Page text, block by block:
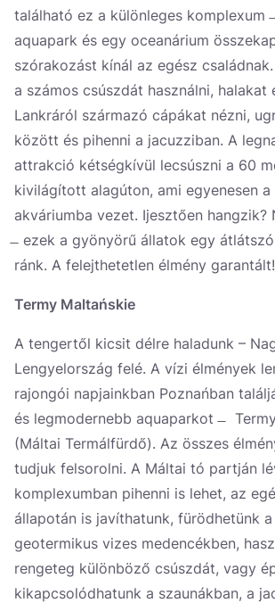
található ez a különleges
aquapark és egy oceanárium
szórakozást kínál az egész
a számos csúszdát használni, halakat
Lankráról származó cápákat nézni,
között és pihenni a jacuzziban. A
attrakció kétségkívül lecsúszni a 60
kivilágított alagúton, ami egyenesen
akváriumba vezet. Ijesztően hangzik?
ezek a gyönyörű állatok egy
ránk. A felejthetetlen élmény garantált!
Termy Maltańskie
A tengertől kicsit délre haladunk –
Lengyelország felé. A vízi élmények
rajongói napjainkban Poznańban
és legmodernebb aquaparkot
(Máltai Termálfürdő). Az összes
tudjuk felsorolni. A Máltai tó partján
komplexumban pihenni is lehet, az
állapotán is javíthatunk, fürödhetünk a
geotermikus vizes medencékben,
rengeteg különböző csúszdát, vagy
kikapcsolódhatunk a szaunákban, a